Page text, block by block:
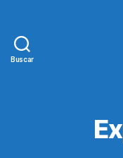
Buscar